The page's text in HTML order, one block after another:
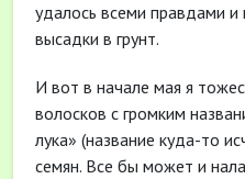
удалось всеми правдами
высадки в грунт.
И вот в начале мая я
волосков с громким
лука» (название куда-то
семян. Все бы может и